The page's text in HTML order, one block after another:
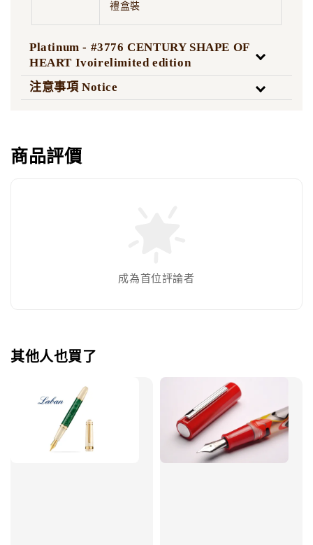
禮盒裝
Platinum - #3776 CENTURY SHAPE OF
HEART Ivoirelimited edition
注意事項 Notice
商品評價
成為首位評論者
其他人也買了